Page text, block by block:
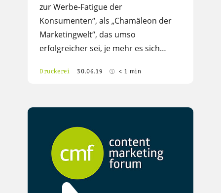
zur Werbe-Fatigue der
Konsumenten“, als „Chamäleon der
Marketingwelt“, das umso
erfolgreicher sei, je mehr es sich…
Druckerei 30.06.19 < 1 min